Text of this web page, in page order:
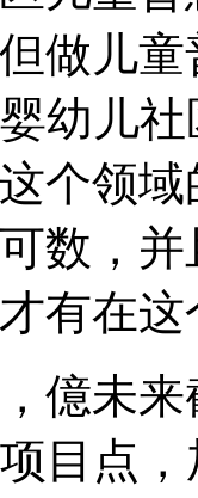
做儿
幼儿
个领
数，
有在
億未
目点